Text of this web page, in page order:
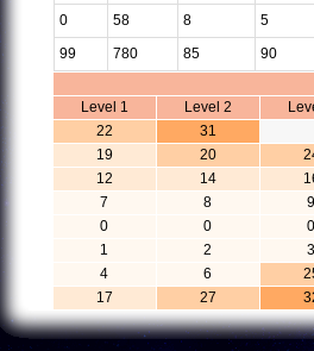
0
58 8
5
99
780 85 90
Level 1 Level 2
22
31
19
20
12
14
7
8
0
0
1
2
4
6
17
27